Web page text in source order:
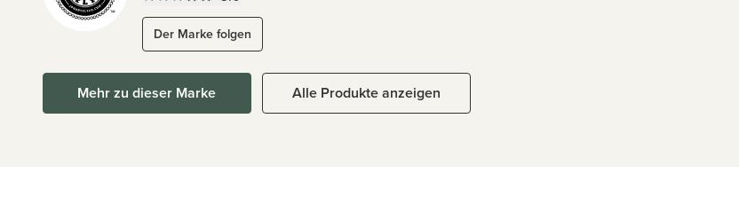
Der Marke folgen
Mehr zu dieser Marke Alle Produkte anzeigen